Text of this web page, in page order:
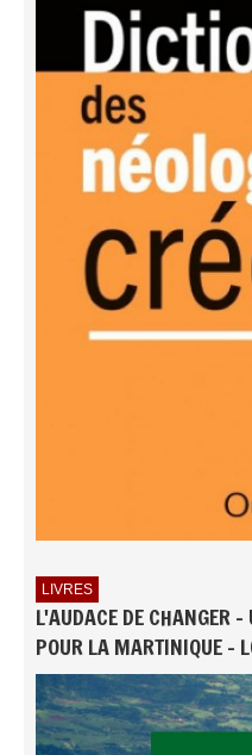
LIVRES
L'AUDACE DE CHANGER -
POUR LA MARTINIQUE -